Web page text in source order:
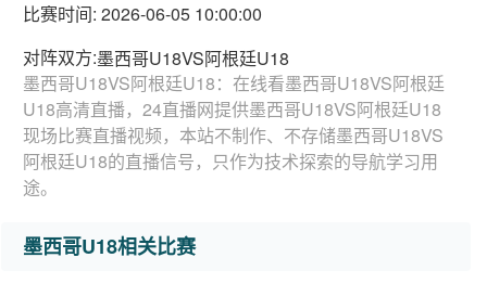
比赛时间: 2026-06-05 10:00:00
对阵双方:墨西哥U18VS阿根廷U18
墨西哥U18VS阿根廷U18：在线看墨西哥U18VS阿根廷
U18高清直播，24直播网提供墨西哥U18VS阿根廷U18
现场比赛直播视频，本站不制作、不存储墨西哥U18VS
阿根廷U18的直播信号，只作为技术探索的导航学习用
途。
墨西哥U18相关比赛